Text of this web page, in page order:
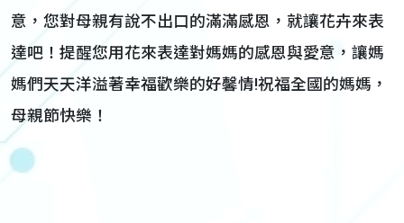
意，您對母親有說不出口的滿滿感恩，就讓花卉來表
達吧！提醒您用花來表達對媽媽的感恩與愛意，讓媽
媽們天天洋溢著幸福歡樂的好馨情!祝福全國的媽媽，
母親節快樂！